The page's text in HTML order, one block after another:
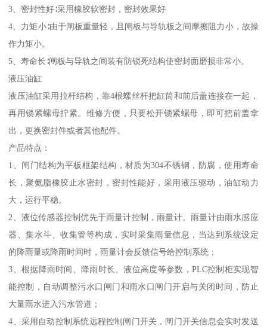
3、密封性好∶采用橡胶软密封，密封效果好
4、力矩小∶由于闸板重量轻，且闸板与导轨板之间摩擦阻力小，故操
作力矩小。
5、寿命长∶闸板与导轨之间装有防锁死结构使密封面磨损非常小。
液压油缸
液压油缸采用拉杆结构，靠4根螺丝杆把缸筒和前后盖连接在一起，
再用锁紧螺母拧紧。维修方便，只要松开锁紧螺母，即可把前盖拿
出，更换密封件或者其他配件。
产品特点：
1、闸门结构为平板框架结构，材质为304不锈钢，防腐，使用寿命
长，聚氨脂橡胶止水密封，密封性能好，采用液压驱动，油缸动力
大，运行平稳。
2、液位传感器控制优先于雨量计控制，雨量计。雨量计由雨水感应
器、集水斗、收集管等构成，实时采集雨量信息，当达到系统设定
的降雨量或降雨时间时，雨量计会反馈信号给控制系统；
3、根据降雨时间、降雨时长、液位高度等参数，PLC控制柜实现智
能控制，自动调整污水口闸门和雨水口闸门开启与关闭时间，防止
大量雨水进入污水管道；
4、采用自动控制系统远程控制闸门开关，闸门开关信息会实时发送